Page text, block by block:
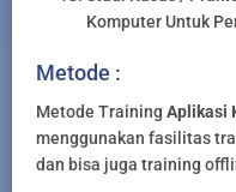
Komputer Untuk
Metode :
Metode Training Aplikasi
menggunakan fasilitas
dan bisa juga training